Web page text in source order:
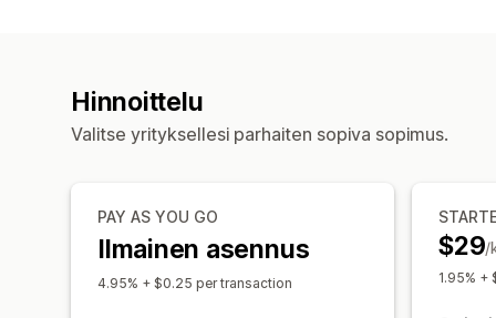
Hinnoittelu
Valitse yrityksellesi parhaiten sopiva sopimus.
PAY AS YOU GO
Ilmainen asennus
4.95% + $0.25 per transaction
$29/
1.95% +